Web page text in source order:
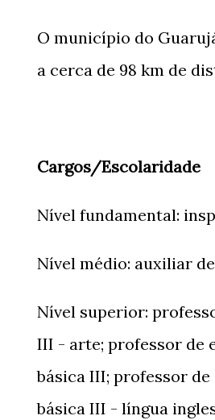
O município do
a cerca de 98 km de
Cargos/Escolaridade
Nível fundamental:
Nível médio: auxiliar
Nível superior:
III - arte; professor de
básica III; professor
básica III - língua